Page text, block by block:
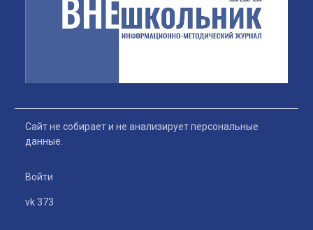
Сайт не собирает и не анализирует персональные
данные.
Войти
vk 373